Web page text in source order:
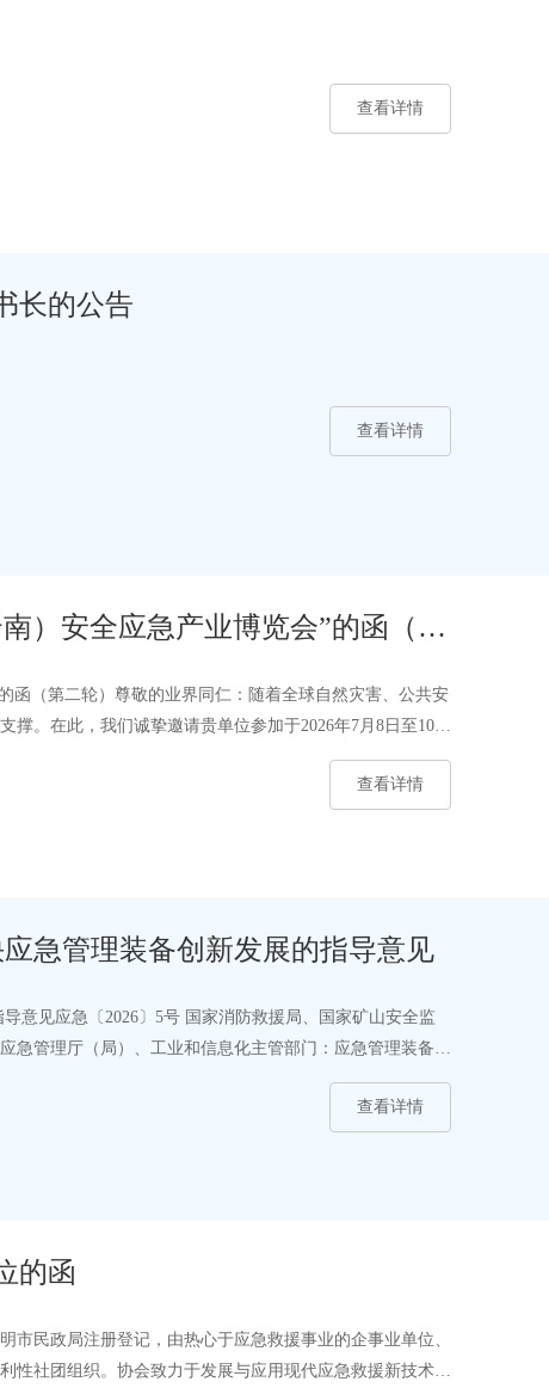
查看详情
长的公告
查看详情
）安全应急产业博览会”的函（第
函（第二轮）尊敬的业界同仁：随着全球自然灾害、公共安
。在此，我们诚挚邀请贵单位参加于2026年7月8日至10日
查看详情
和信息化部 关于加快应急管理装备创新发展的指导意见
意见应急〔2026〕5号 国家消防救援局、国家矿山安全监
急管理厅（局）、工业和信息化主管部门：应急管理装备是
查看详情
的函
民政局注册登记，由热心于应急救援事业的企事业单位、
性社团组织。协会致力于发展与应用现代应急救援新技术、